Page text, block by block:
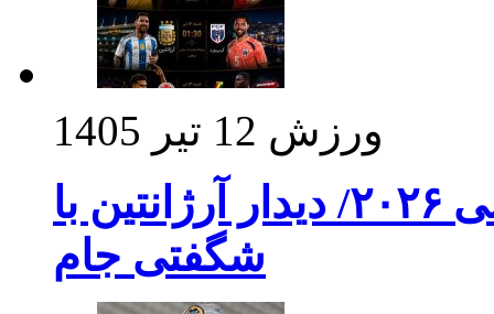
ورزش 12 تیر 1405
برنامه بازی های امشب جام جهانی ۲۰۲۶/ دیدار آرژانتین با
شگفتی جام